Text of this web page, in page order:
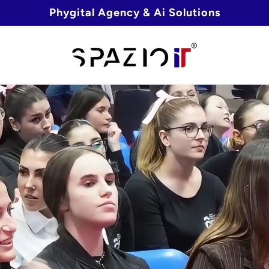
Phygital Agency & Ai Solutions